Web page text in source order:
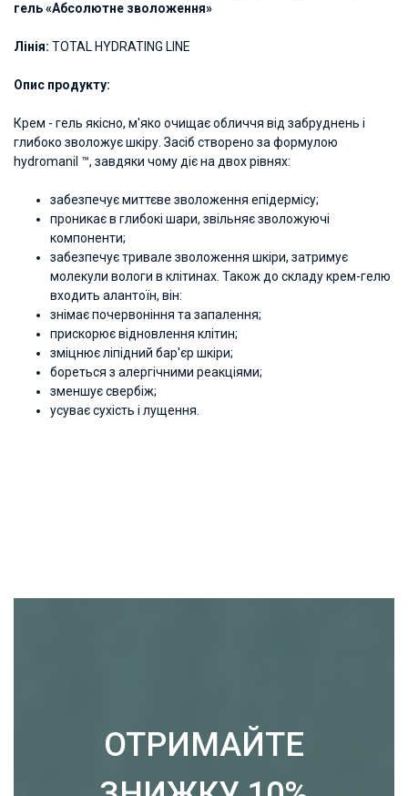
гель «Абсолютне зволоження»
Лінія: TOTAL HYDRATING LINE
Опис продукту:
Крем - гель якісно, ​​м'яко очищає обличчя від забруднень і
глибоко зволожує шкіру. Засіб створено за формулою
hydromanil ™, завдяки чому діє на двох рівнях:
забезпечує миттєве зволоження епідермісу;
проникає в глибокі шари, звільняє зволожуючі
компоненти;
забезпечує тривале зволоження шкіри, затримує
молекули вологи в клітинах. Також до складу крем-гелю
входить алантоїн, він:
знімає почервоніння та запалення;
прискорює відновлення клітин;
зміцнює ліпідний бар'єр шкіри;
бореться з алергічними реакціями;
зменшує свербіж;
усуває сухість і лущення.
ОТРИМАЙТЕ